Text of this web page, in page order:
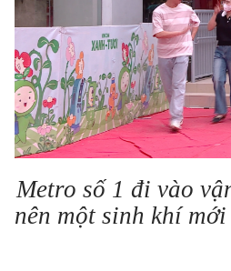
Metro số 1 đi vào
nên một sinh khí